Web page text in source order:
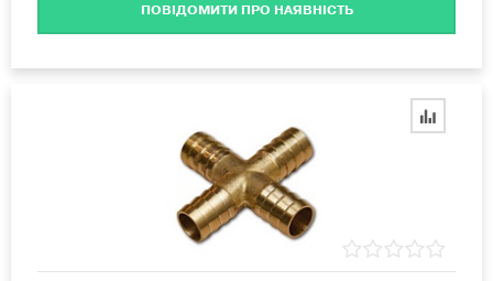
ПОВІДОМИТИ ПРО НАЯВНІСТЬ